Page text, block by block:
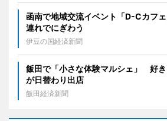
函南で地域交流イベント「D-Cカフ
連れでにぎわう
伊豆の国経済新聞
飯田で「小さな体験マルシェ」 好
が日替わり出店
飯田経済新聞